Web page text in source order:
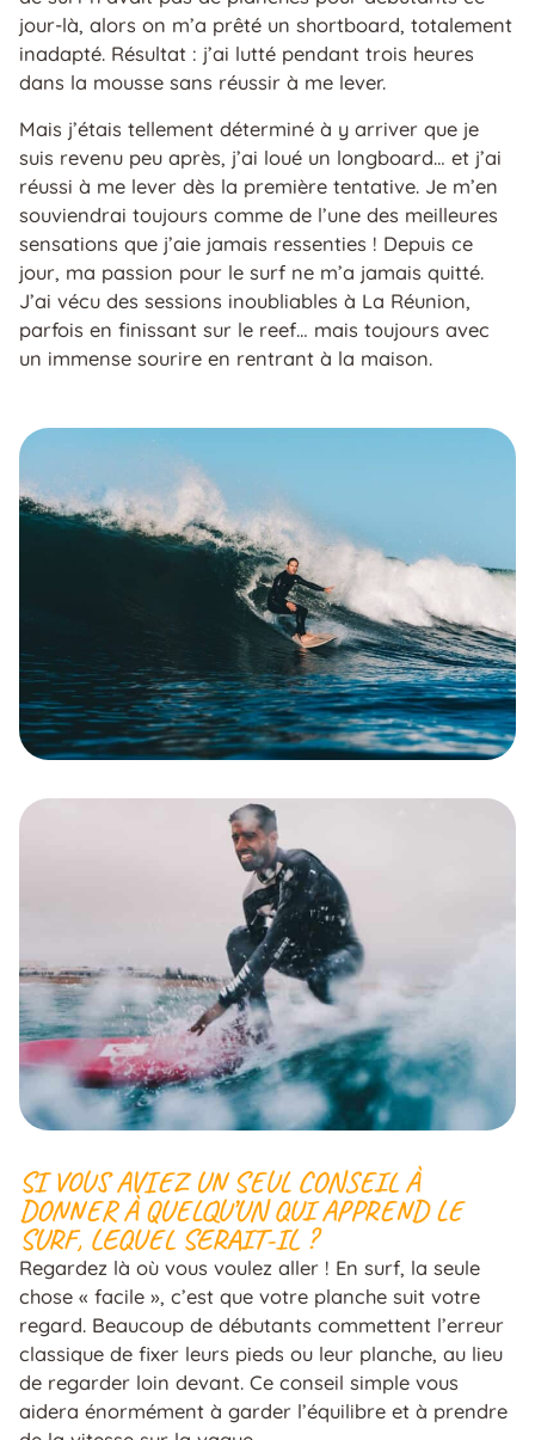
jour-là, alors on m’a prêté un shortboard, totalement
inadapté. Résultat : j’ai lutté pendant trois heures
dans la mousse sans réussir à me lever.
Mais j’étais tellement déterminé à y arriver que je
suis revenu peu après, j’ai loué un longboard… et j’ai
réussi à me lever dès la première tentative. Je m’en
souviendrai toujours comme de l’une des meilleures
sensations que j’aie jamais ressenties ! Depuis ce
jour, ma passion pour le surf ne m’a jamais quitté.
J’ai vécu des sessions inoubliables à La Réunion,
parfois en finissant sur le reef… mais toujours avec
un immense sourire en rentrant à la maison.
SI VOUS AVIEZ UN SEUL CONSEIL À
DONNER À QUELQU’UN QUI APPREND LE
SURF, LEQUEL SERAIT-IL ?
Regardez là où vous voulez aller ! En surf, la seule
chose « facile », c’est que votre planche suit votre
regard. Beaucoup de débutants commettent l’erreur
classique de fixer leurs pieds ou leur planche, au lieu
de regarder loin devant. Ce conseil simple vous
aidera énormément à garder l’équilibre et à prendre